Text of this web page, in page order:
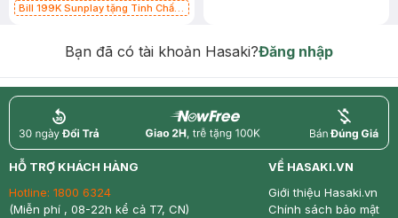
Bill 199K Sunplay tặng Tinh Chất
Bạn đã có tài khoản Hasaki?Đăng nhập
return nowfree price
HỖ TRỢ KHÁCH HÀNG
Hotline: 1800 6324
(Miễn phí , 08-22h kể cả T7, CN)
VỀ HASAKI.VN
Giới thiệu Hasaki.vn
Chính sách bảo mật